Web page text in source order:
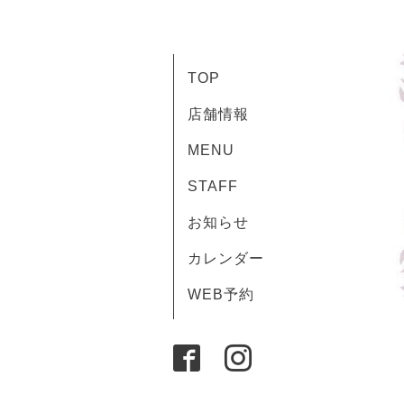
TOP
店舗情報
MENU
STAFF
お知らせ
カレンダー
WEB予約